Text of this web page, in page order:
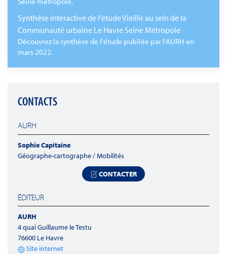
Synthèse interactive de l'étude Vieillir au sein de la
Communauté urbaine Le Havre Seine Métropole
Découvrez la synthèse de l'étude publiée par l'AURH en
mars 2022.
CONTACTS
AURH
Sophie Capitaine
Géographe-cartographe / Mobilités
CONTACTER
ÉDITEUR
AURH
4 quai Guillaume le Testu
76600 Le Havre
Site internet